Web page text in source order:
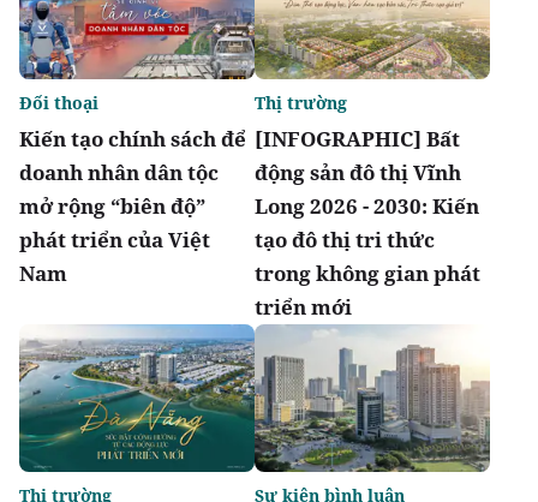
Kiến tạo chính sách để
doanh nhân dân tộc
mở rộng “biên độ”
phát triển của Việt
Nam
Đối thoại
[INFOGRAPHIC] Bất
động sản đô thị Vĩnh
Long 2026 - 2030: Kiến
tạo đô thị tri thức
trong không gian phát
triển mới
Thị trường
Thị trường Sự kiện bình luận